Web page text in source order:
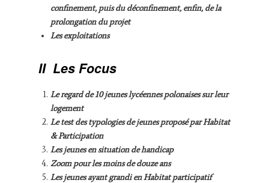
confinement, puis du déconfinement, enfin, de la
prolongation du projet
Les exploitations
II Les Focus
Le regard de 10 jeunes lycéennes polonaises sur leur
logement
Le test des typologies de jeunes proposé par Habitat
& Participation
Les jeunes en situation de handicap
Zoom pour les moins de douze ans
Les jeunes ayant grandi en Habitat participatif